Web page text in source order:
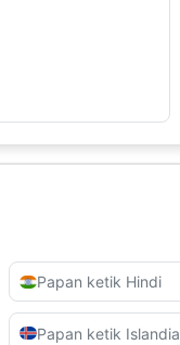
Papan ketik Hindi
Papan ketik Islandia